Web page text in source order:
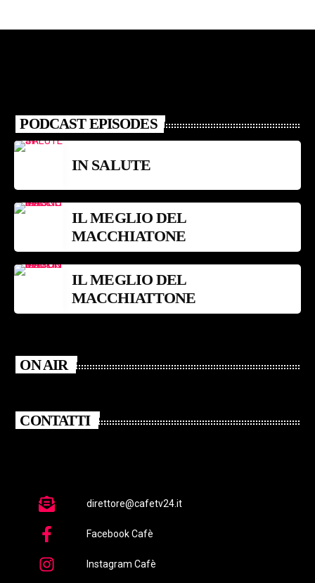
PODCAST EPISODES
IN SALUTE
IL MEGLIO DEL
MACCHIATONE
IL MEGLIO DEL
MACCHIATTONE
ON AIR
CONTATTI
direttore@cafetv24.it
Facebook Cafè
Instagram Cafè